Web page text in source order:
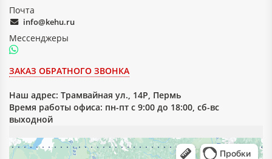
Почта
info@kehu.ru
Мессенджеры
ЗАКАЗ ОБРАТНОГО ЗВОНКА
Наш адрес: Трамвайная ул., 14Р, Пермь
Время работы офиса: пн-пт с 9:00 до 18:00, сб-вс
выходной